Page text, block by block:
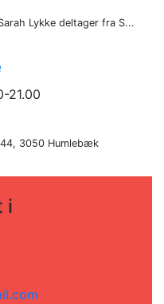
Lykke deltager fra S...
21.00
3050 Humlebæk
i